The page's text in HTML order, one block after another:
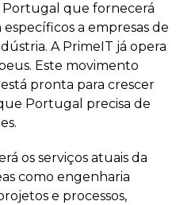
que fornecerá
a empresas de
A PrimeIT já opera
Este movimento
pronta para crescer
Portugal precisa de
os serviços atuais da
como engenharia
e processos,